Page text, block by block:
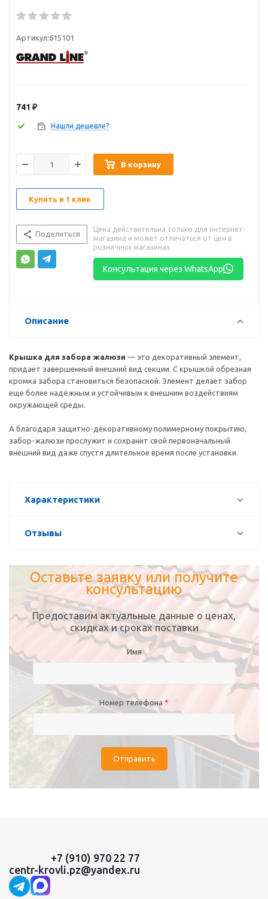
Артикул:615101
741 ₽
Нашли дешевле?
В корзину
Купить в 1 клик
Поделиться
Цена действительна только для интернет-
магазина и может отличаться от цен в
розничных магазинах
Консультация через WhatsApp
Описание
Крышка для забора жалюзи — это декоративный элемент,
придает завершенный внешний вид секции. С крышкой обрезная
кромка забора становиться безопасной. Элемент делает забор
еще более надёжным и устойчивым к внешним воздействиям
окружающей среды.
А благодаря защитно-декоративному полимерному покрытию,
забор-жалюзи прослужит и сохранит свой первоначальный
внешний вид даже спустя длительное время после установки.
Характеристики
Отзывы
Оставьте заявку или получите
консультацию
Предоставим актуальные данные о ценах,
скидках и сроках поставки
Имя
Номер телефона *
Отправить
+7 (910) 970 22 77
centr-krovli.pz@yandex.ru